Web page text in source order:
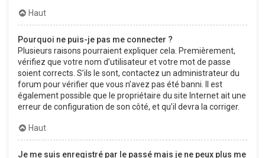
Haut
Pourquoi ne puis-je pas me connecter ?
Plusieurs raisons pourraient expliquer cela. Premièrement,
vérifiez que votre nom d’utilisateur et votre mot de passe
soient corrects. S’ils le sont, contactez un administrateur du
forum pour vérifier que vous n’avez pas été banni. Il est
également possible que le propriétaire du site Internet ait une
erreur de configuration de son côté, et qu’il devra la corriger.
Haut
Je me suis enregistré par le passé mais je ne peux plus me